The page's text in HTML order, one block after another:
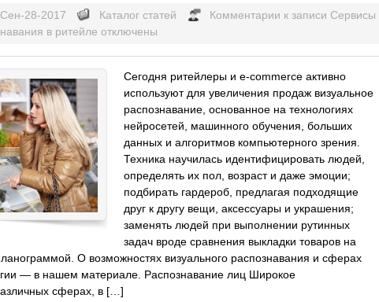
Сен-28-2017 Каталог статей Комментарии к записи Сервисы
в ритейле отключены
Сегодня ритейлеры и e-commerce активно
используют для увеличения продаж визуальное
распознавание, основанное на технологиях
нейросетей, машинного обучения, больших
данных и алгоритмов компьютерного зрения.
Техника научилась идентифицировать людей,
определять их пол, возраст и даже эмоции;
подбирать гардероб, предлагая подходящие
друг к другу вещи, аксессуары и украшения;
заменять людей при выполнении рутинных
задач вроде сравнения выкладки товаров на
О возможностях визуального распознавания и сферах
— в нашем материале. Распознавание лиц Широкое
сферах, в […]